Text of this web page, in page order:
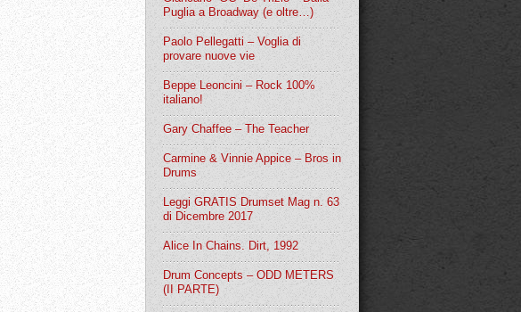
Puglia a Broadway (e oltre…)
Paolo Pellegatti – Voglia di
provare nuove vie
Beppe Leoncini – Rock 100%
italiano!
Gary Chaffee – The Teacher
Carmine & Vinnie Appice – Bros in
Drums
Leggi GRATIS Drumset Mag n. 63
di Dicembre 2017
Alice In Chains. Dirt, 1992
Drum Concepts – ODD METERS
(II PARTE)